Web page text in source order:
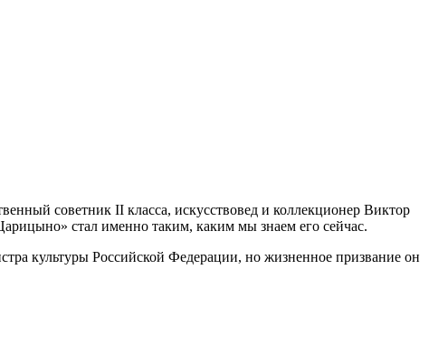
советник II класса, искусствовед и коллекционер Виктор
стал именно таким, каким мы знаем его сейчас.
культуры Российской Федерации, но жизненное призвание он